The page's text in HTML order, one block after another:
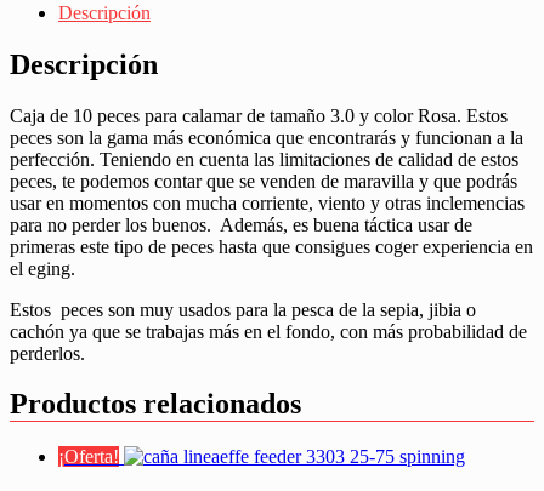
Descripción
Descripción
Caja de 10 peces para calamar de tamaño 3.0 y color Rosa. Estos
peces son la gama más económica que encontrarás y funcionan a la
perfección. Teniendo en cuenta las limitaciones de calidad de estos
peces, te podemos contar que se venden de maravilla y que podrás
usar en momentos con mucha corriente, viento y otras inclemencias
para no perder los buenos. Además, es buena táctica usar de
primeras este tipo de peces hasta que consigues coger experiencia en
el eging.
Estos peces son muy usados para la pesca de la sepia, jibia o
cachón ya que se trabajas más en el fondo, con más probabilidad de
perderlos.
Productos relacionados
¡Oferta!